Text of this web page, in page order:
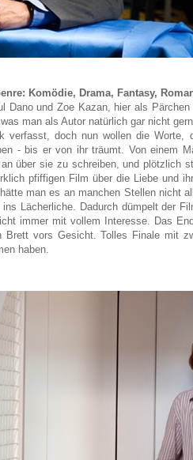
Komödie, Drama, Fantasy,
Dano und Zoe Kazan, hier als
man als Autor natürlich gar nicht
verfasst, doch nun wollen die Worte,
- bis er von ihr träumt. Von einem
über sie zu schreiben, und plötzlich
pfiffigen Film über die Liebe und
man es an manchen Stellen nicht
Lächerliche. Dadurch dümpelt der
immer mit vollem Interesse. Das
Brett vors Gesicht. Tolles Finale mit
haben.